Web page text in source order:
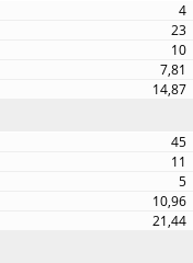
4
23
10
7,81
14,87
45
11
5
10,96
21,44